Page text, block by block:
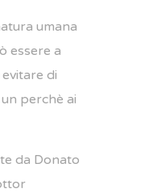
umana
essere a
di
perchè ai
da Donato